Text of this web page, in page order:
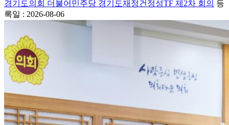
경기도의회 더불어민주당 경기도재정건정성TF 제2차 회의 등
록일 : 2026-08-06